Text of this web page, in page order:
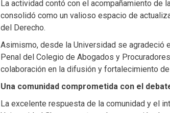
La actividad contó con el acompañamiento de
consolidó como un valioso espacio de
del Derecho.
Asimismo, desde la Universidad se agradeció
Penal del Colegio de Abogados y
colaboración en la difusión y fortalecimiento
Una comunidad comprometida con el
La excelente respuesta de la comunidad y el